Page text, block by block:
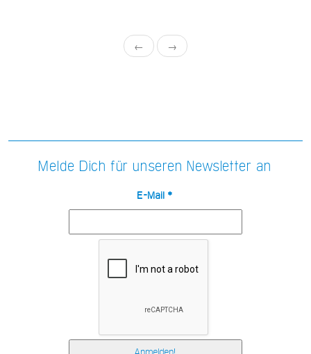
← →
Melde Dich für unseren Newsletter an
E-Mail*